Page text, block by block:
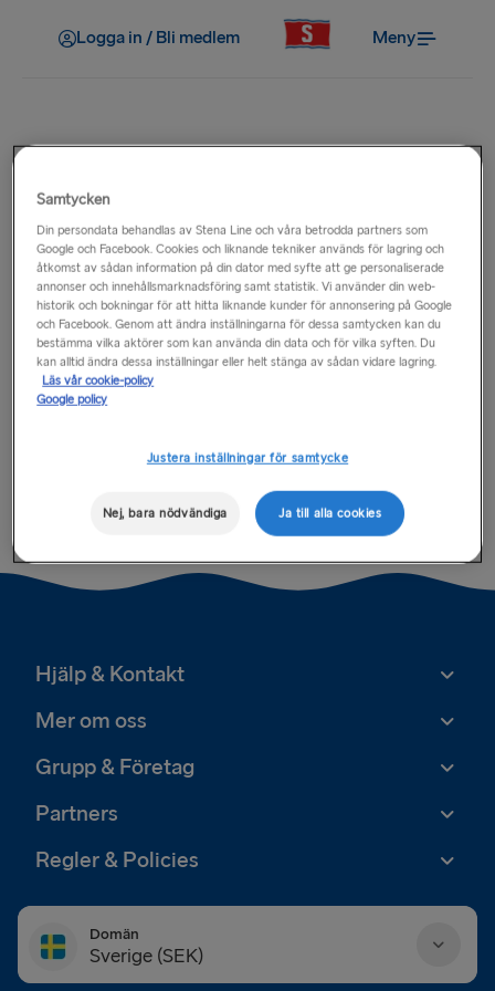
Logga in / Bli medlem Meny
Hur gör jag en reklamation?
Vid reklamationer ber vi dig kontakta oss via vårt
kontaktformuläroch välja "Klagomål" som typ av ärende.
Vanliga frågor
Var kan jag hitta information om jobb hos Stena Line?
Hjälp & Kontakt
Mer om oss
Grupp & Företag
Partners
Regler & Policies
Domän
Sverige (SEK)
Samtycken
Din persondata behandlas av Stena Line och våra betrodda partners som
Google och Facebook. Cookies och liknande tekniker används för lagring och
åtkomst av sådan information på din dator med syfte att ge personaliserade
annonser och innehållsmarknadsföring samt statistik. Vi använder din web-
historik och bokningar för att hitta liknande kunder för annonsering på Google
och Facebook. Genom att ändra inställningarna för dessa samtycken kan du
bestämma vilka aktörer som kan använda din data och för vilka syften. Du
kan alltid ändra dessa inställningar eller helt stänga av sådan vidare lagring.
Läs vår cookie-policy
Google policy
Justera inställningar för samtycke
Nej, bara nödvändiga Ja till alla cookies